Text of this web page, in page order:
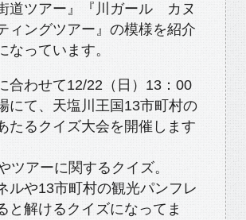
道ツアー』『川ガール カヌ
ィングツアー』の模様を紹介
なっています。
合わせて12/22（日）13：00
にて、天塩川王国13市町村の
たるクイズ大会を開催します
ツアーに関するクイズ。
ルや13市町村の観光パンフレ
と解けるクイズになってま